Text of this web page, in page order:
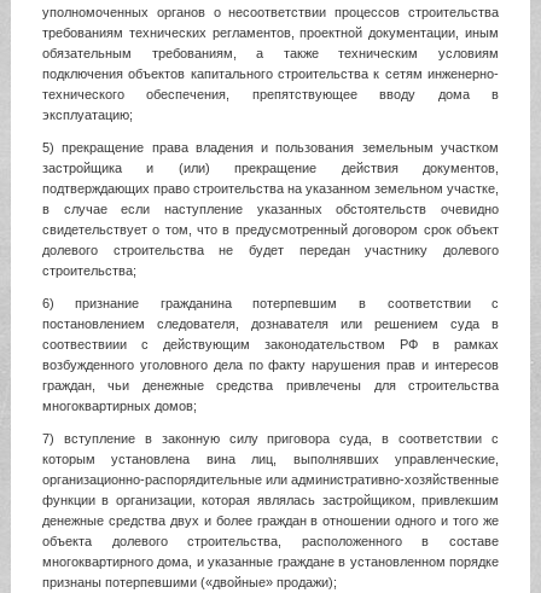
уполномоченных органов о несоответствии процессов строительства
требованиям технических регламентов, проектной документации, иным
обязательным требованиям, а также техническим условиям
подключения объектов капитального строительства к сетям инженерно-
технического обеспечения, препятствующее вводу дома в
эксплуатацию;
5) прекращение права владения и пользования земельным участком
застройщика и (или) прекращение действия документов,
подтверждающих право строительства на указанном земельном участке,
в случае если наступление указанных обстоятельств очевидно
свидетельствует о том, что в предусмотренный договором срок объект
долевого строительства не будет передан участнику долевого
строительства;
6) признание гражданина потерпевшим в соответствии с
постановлением следователя, дознавателя или решением суда в
соотвествиии с действующим законодательством РФ в рамках
возбужденного уголовного дела по факту нарушения прав и интересов
граждан, чьи денежные средства привлечены для строительства
многоквартирных домов;
7) вступление в законную силу приговора суда, в соответствии с
которым установлена вина лиц, выполнявших управленческие,
организационно-распорядительные или административно-хозяйственные
функции в организации, которая являлась застройщиком, привлекшим
денежные средства двух и более граждан в отношении одного и того же
объекта долевого строительства, расположенного в составе
многоквартирного дома, и указанные граждане в установленном порядке
признаны потерпевшими («двойные» продажи);